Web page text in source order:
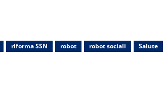
riforma SSN robot robot sociali Salute